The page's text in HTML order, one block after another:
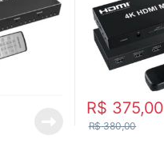
R$ 375,00
R$380,00